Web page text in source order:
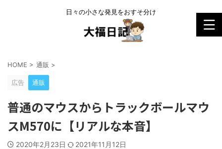
日々の小さな発見をおすそ分け
HOME > 通販 >
広告 通販
普通のマウスからトラックボールマウ
スM570に【リアルな本音】
2020年2月23日 2021年11月12日